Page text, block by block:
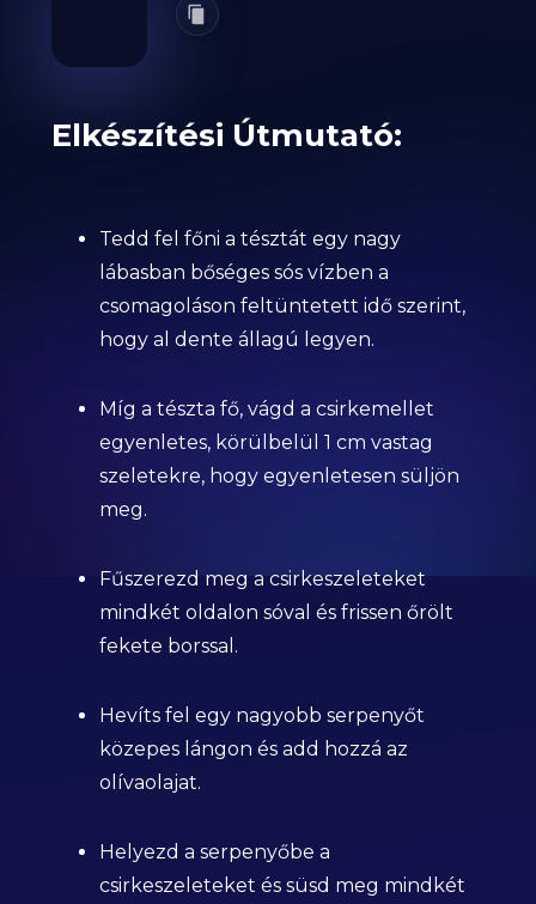
Elkészítési Útmutató:
Tedd fel főni a tésztát egy nagy
lábasban bőséges sós vízben a
csomagoláson feltüntetett idő szerint,
hogy al dente állagú legyen.
Míg a tészta fő, vágd a csirkemellet
egyenletes, körülbelül 1 cm vastag
szeletekre, hogy egyenletesen süljön
meg.
Fűszerezd meg a csirkeszeleteket
mindkét oldalon sóval és frissen őrölt
fekete borssal.
Hevíts fel egy nagyobb serpenyőt
közepes lángon és add hozzá az
olívaolajat.
Helyezd a serpenyőbe a
csirkeszeleteket és süsd meg mindkét